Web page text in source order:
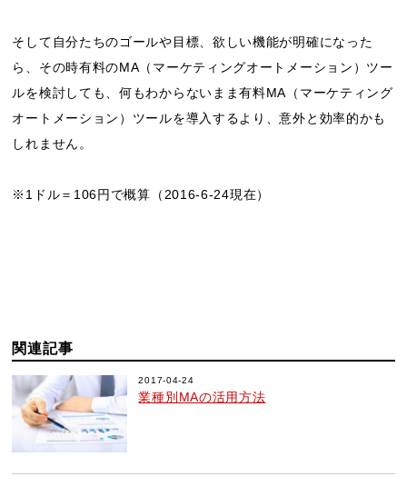
そして自分たちのゴールや目標、欲しい機能が明確になった
ら、その時有料のMA（マーケティングオートメーション）ツー
ルを検討しても、何もわからないまま有料MA（マーケティング
オートメーション）ツールを導入するより、意外と効率的かも
しれません。
※1ドル＝106円で概算（2016-6-24現在）
関連記事
2017-04-24
業種別MAの活用方法